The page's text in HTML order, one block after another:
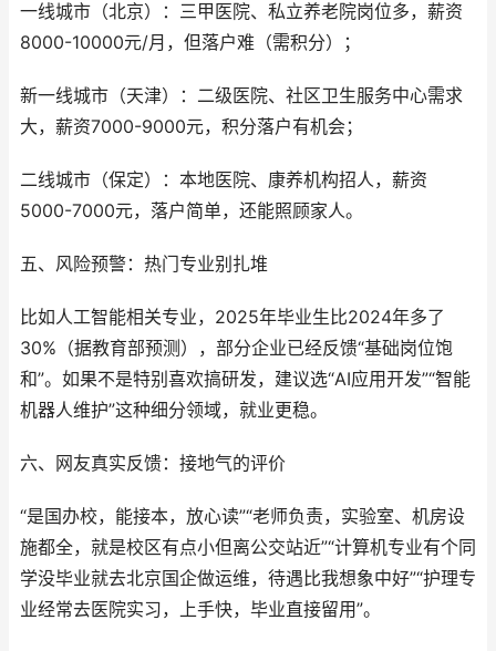
一线城市（北京）：三甲医院、私立养老院岗位多，薪资
8000-10000元/月，但落户难（需积分）；
新一线城市（天津）：二级医院、社区卫生服务中心需求
大，薪资7000-9000元，积分落户有机会；
二线城市（保定）：本地医院、康养机构招人，薪资
5000-7000元，落户简单，还能照顾家人。
五、风险预警：热门专业别扎堆
比如人工智能相关专业，2025年毕业生比2024年多了
30%（据教育部预测），部分企业已经反馈“基础岗位饱
和”。如果不是特别喜欢搞研发，建议选“AI应用开发”“智能
机器人维护”这种细分领域，就业更稳。
六、网友真实反馈：接地气的评价
“是国办校，能接本，放心读”“老师负责，实验室、机房设
施都全，就是校区有点小但离公交站近”“计算机专业有个同
学没毕业就去北京国企做运维，待遇比我想象中好”“护理专
业经常去医院实习，上手快，毕业直接留用”。